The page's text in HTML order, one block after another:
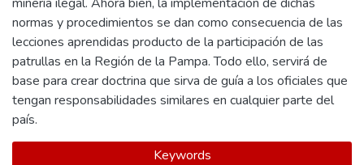
normas y procedimientos se dan como consecuencia de las
lecciones aprendidas producto de la participación de las
patrullas en la Región de la Pampa. Todo ello, servirá de
base para crear doctrina que sirva de guía a los oficiales que
tengan responsabilidades similares en cualquier parte del
país.
Keywords